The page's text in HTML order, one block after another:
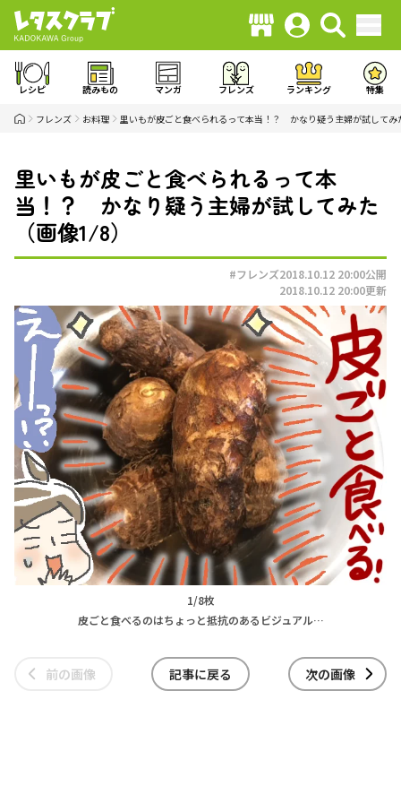
レシピ 読みもの マンガ フレンズ ランキング 特集
フレンズ お料理 里いもが皮ごと食べられるって本当！？ かなり疑う主婦が試してみ
里いもが皮ごと食べられるって本
当！？ かなり疑う主婦が試してみた
（画像1/8）
#フレンズ2018.10.12 20:00公開
2018.10.12 20:00更新
1/8枚
皮ごと食べるのはちょっと抵抗のあるビジュアル…
前の画像 記事に戻る 次の画像